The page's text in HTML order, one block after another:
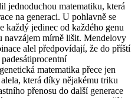
jednoduchou matematiku, která
na generaci. U pohlavně se
každý jedinec od každého genu
navzájem mírně lišit. Mendelovy
alel předpovídají, že do příští
matematika přece jen
která díky nějakému triku
přenosu do další generace